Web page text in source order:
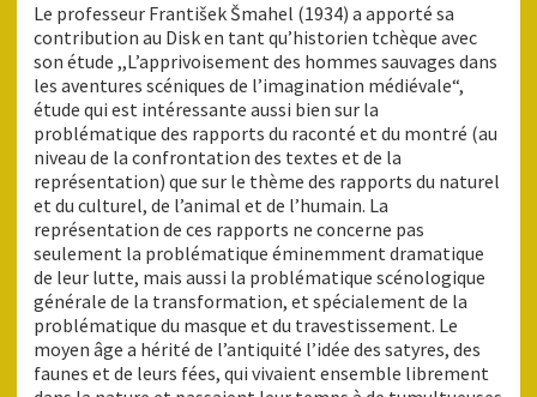
Le professeur František Šmahel (1934) a apporté sa
contribution au Disk en tant qu’historien tchèque avec
son étude ,,L’apprivoisement des hommes sauvages dans
les aventures scéniques de l’imagination médiévale“,
étude qui est intéressante aussi bien sur la
problématique des rapports du raconté et du montré (au
niveau de la confrontation des textes et de la
représentation) que sur le thème des rapports du naturel
et du culturel, de l’animal et de l’humain. La
représentation de ces rapports ne concerne pas
seulement la problématique éminemment dramatique
de leur lutte, mais aussi la problématique scénologique
générale de la transformation, et spécialement de la
problématique du masque et du travestissement. Le
moyen âge a hérité de l’antiquité l’idée des satyres, des
faunes et de leurs fées, qui vivaient ensemble librement